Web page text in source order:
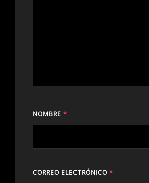
NOMBRE *
CORREO ELECTRÓNICO *